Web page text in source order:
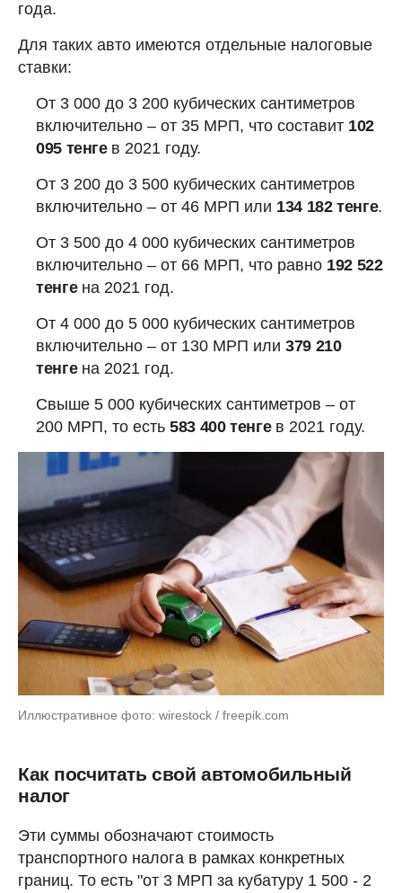
года.
Для таких авто имеются отдельные налоговые
ставки:
От 3 000 до 3 200 кубических сантиметров
включительно – от 35 МРП, что составит 102
095 тенге в 2021 году.
От 3 200 до 3 500 кубических сантиметров
включительно – от 46 МРП или 134 182 тенге.
От 3 500 до 4 000 кубических сантиметров
включительно – от 66 МРП, что равно 192 522
тенге на 2021 год.
От 4 000 до 5 000 кубических сантиметров
включительно – от 130 МРП или 379 210
тенгена 2021 год.
Свыше 5 000 кубических сантиметров – от
200 МРП, то есть 583 400 тенге в 2021 году.
Иллюстративное фото: wirestock / freepik.com
Как посчитать свой автомобильный
налог
Эти суммы обозначают стоимость
транспортного налога в рамках конкретных
границ. То есть "от 3 МРП за кубатуру 1 500 - 2